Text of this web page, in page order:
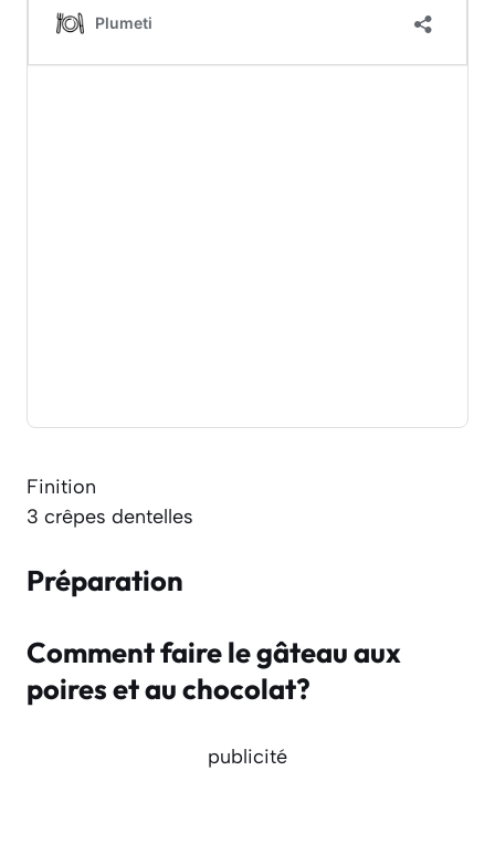
Finition
3 crêpes dentelles
Préparation
Comment faire le gâteau aux
poires et au chocolat?
publicité